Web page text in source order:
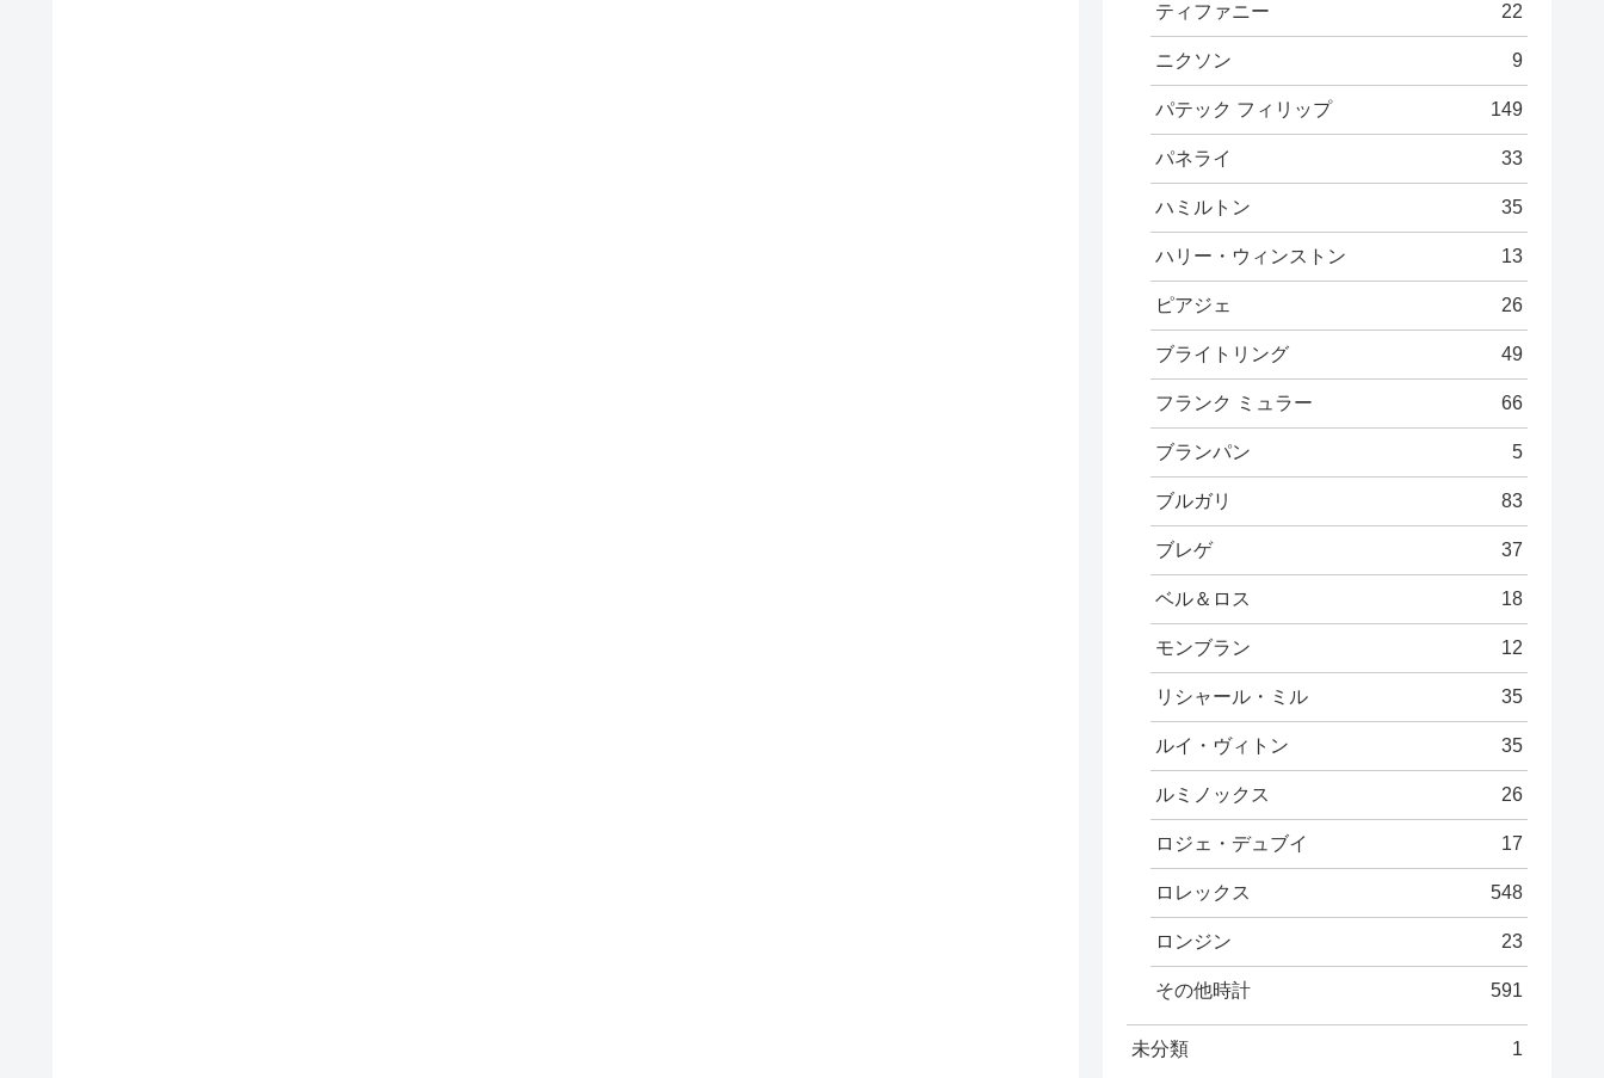
ティファニー 22
ニクソン 9
パテック フィリップ 149
パネライ 33
ハミルトン 35
ハリー・ウィンストン 13
ピアジェ 26
ブライトリング 49
フランク ミュラー 66
ブランパン 5
ブルガリ 83
ブレゲ 37
ベル＆ロス 18
モンブラン 12
リシャール・ミル 35
ルイ・ヴィトン 35
ルミノックス 26
ロジェ・デュブイ 17
ロレックス 548
ロンジン 23
その他時計 591
未分類 1